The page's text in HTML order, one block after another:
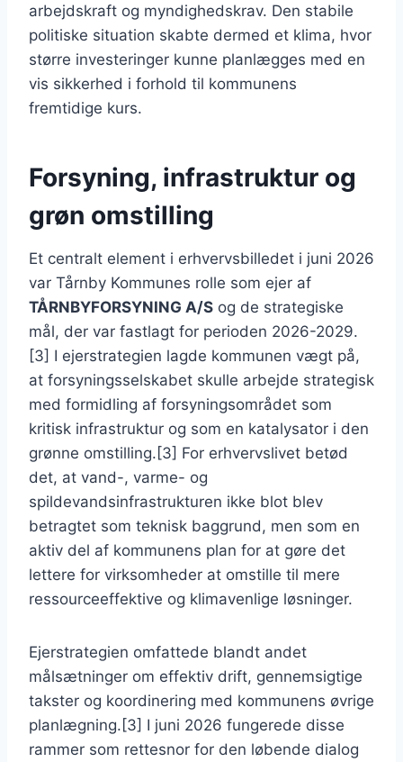
arbejdskraft og myndighedskrav. Den stabile
politiske situation skabte dermed et klima, hvor
større investeringer kunne planlægges med en
vis sikkerhed i forhold til kommunens
fremtidige kurs.
Forsyning, infrastruktur og
grøn omstilling
Et centralt element i erhvervsbilledet i juni 2026
var Tårnby Kommunes rolle som ejer af
TÅRNBYFORSYNING A/S og de strategiske
mål, der var fastlagt for perioden 2026-2029.
[3] I ejerstrategien lagde kommunen vægt på,
at forsyningsselskabet skulle arbejde strategisk
med formidling af forsyningsområdet som
kritisk infrastruktur og som en katalysator i den
grønne omstilling.[3] For erhvervslivet betød
det, at vand-, varme- og
spildevandsinfrastrukturen ikke blot blev
betragtet som teknisk baggrund, men som en
aktiv del af kommunens plan for at gøre det
lettere for virksomheder at omstille til mere
ressourceeffektive og klimavenlige løsninger.
Ejerstrategien omfattede blandt andet
målsætninger om effektiv drift, gennemsigtige
takster og koordinering med kommunens øvrige
planlægning.[3] I juni 2026 fungerede disse
rammer som rettesnor for den løbende dialog